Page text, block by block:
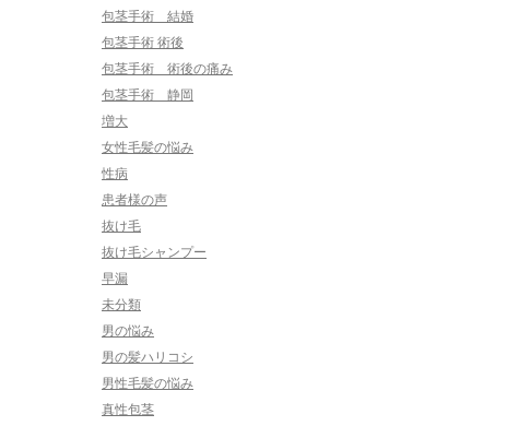
包茎手術 結婚
包茎手術 術後
包茎手術 術後の痛み
包茎手術 静岡
増大
女性毛髪の悩み
性病
患者様の声
抜け毛
抜け毛シャンプー
早漏
未分類
男の悩み
男の髪ハリコシ
男性毛髪の悩み
真性包茎